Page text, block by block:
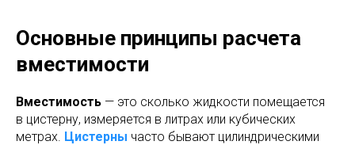
Основные принципы расчета
вместимости
Вместимость — это сколько жидкости помещается
в цистерну, измеряется в литрах или кубических
метрах. Цистерны часто бывают цилиндрическими